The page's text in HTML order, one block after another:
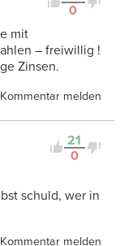
0
mit
– freiwillig !
Zinsen.
Kommentar melden
21
0
schuld, wer in
Kommentar melden